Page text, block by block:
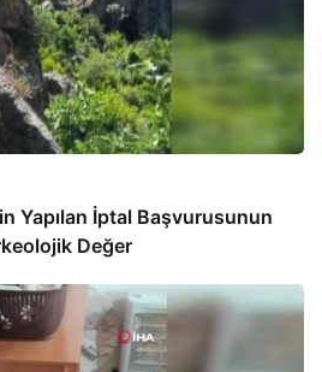
Yapılan İptal Başvurusunun
Değer